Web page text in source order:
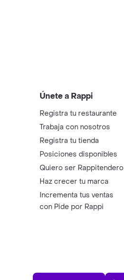
Únete a Rappi
Registra tu restaurante
Trabaja con nosotros
Registra tu tienda
Posiciones disponibles
Quiero ser Rappitendero
Haz crecer tu marca
Incrementa tus ventas
con Pide por Rappi
App Store